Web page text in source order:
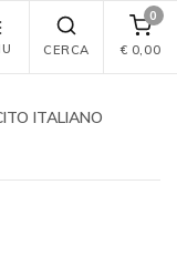
CERCA
0
€ 0,00
ITALIANO